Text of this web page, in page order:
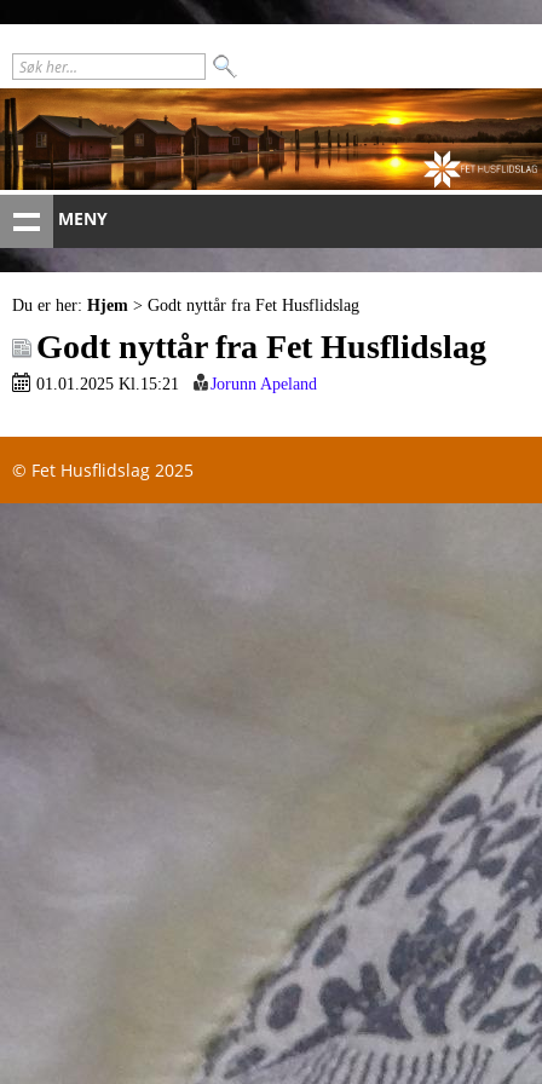
MENY
Du er her: Hjem > Godt nyttår fra Fet Husflidslag
Godt nyttår fra Fet Husflidslag
01.01.2025 Kl.15:21 Jorunn Apeland
© Fet Husflidslag 2025